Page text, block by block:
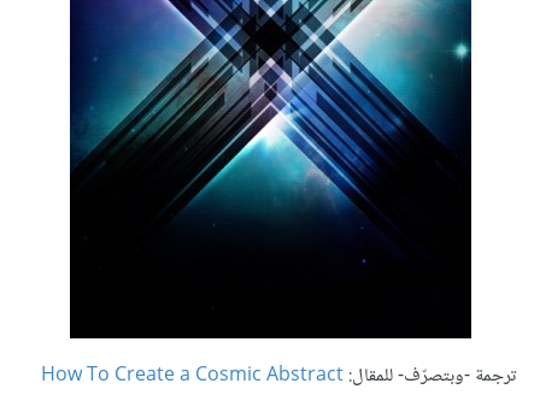
ترجمة -وبتصرّف- للمقال:How To Create a Cosmic Abstract